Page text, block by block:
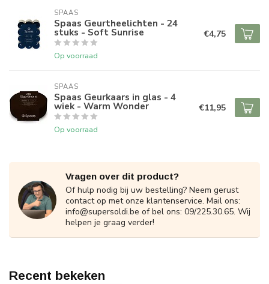
SPAAS
Spaas Geurtheelichten - 24
stuks - Soft Sunrise
Op voorraad
€4,75
SPAAS
Spaas Geurkaars in glas - 4
wiek - Warm Wonder
Op voorraad
€11,95
Vragen over dit product?
Of hulp nodig bij uw bestelling? Neem gerust
contact op met onze klantenservice. Mail ons:
info@supersoldi.be of bel ons: 09/225.30.65. Wij
helpen je graag verder!
Recent bekeken